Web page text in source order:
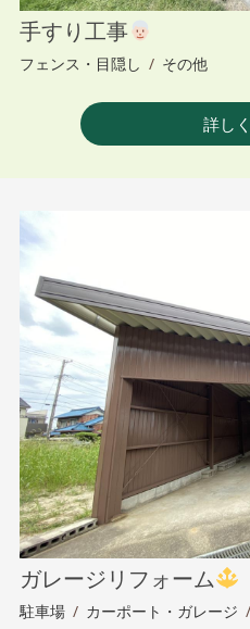
手すり工事
フェンス・目隠し / その他
詳し
ガレージリフォーム
駐車場/ カーポート・ガレージ /